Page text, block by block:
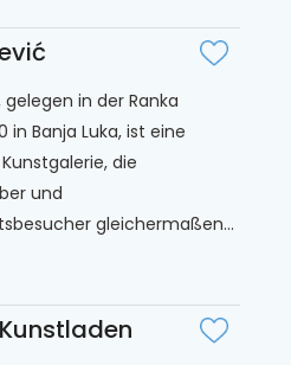
gelegen in der Ranka
in Banja Luka, ist eine
die
und
gleichermaßen...